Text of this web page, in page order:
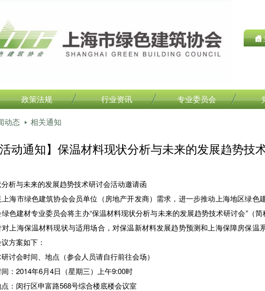
政策法规 行业资讯 专业委员会
动态 相关通知
活动通知】保温材料现状分析与未来的发展趋势技
析与未来的发展趋势技术研讨会活动邀请函
市绿色建筑协会会员单位（房地产开发商）需求，进一步推动上海地区绿色
色建材专业委员会将主办“保温材料现状分析与未来的发展趋势技术研讨会”（简
上海保温材料现状与适用场合，对保温新材料发展趋势预测和上海保障房保温
方案如下：
讨会时间、地点 （参会人员请自行前往会场）
2014年6月4日（星期三）上午9:00时
闵行区申富路568号综合楼底楼会议室